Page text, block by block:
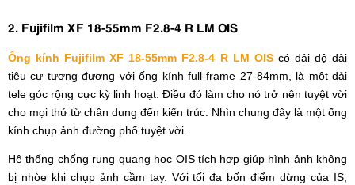
2. Fujifilm XF 18-55mm F2.8-4 R LM OIS
Ống kính Fujifilm XF 18-55mm F2.8-4 R LM OIScó dải độ dài
tiêu cự tương đương với ống kính full-frame 27-84mm, là một dải
tele góc rộng cực kỳ linh hoạt. Điều đó làm cho nó trở nên tuyệt vời
cho mọi thứ từ chân dung đến kiến ​​trúc. Nhìn chung đây là một ống
kính chụp ảnh đường phố tuyệt vời.
Hệ thống chống rung quang học OIS tích hợp giúp hình ảnh không
bị nhòe khi chụp ảnh cầm tay. Với tối đa bốn điểm dừng của IS,